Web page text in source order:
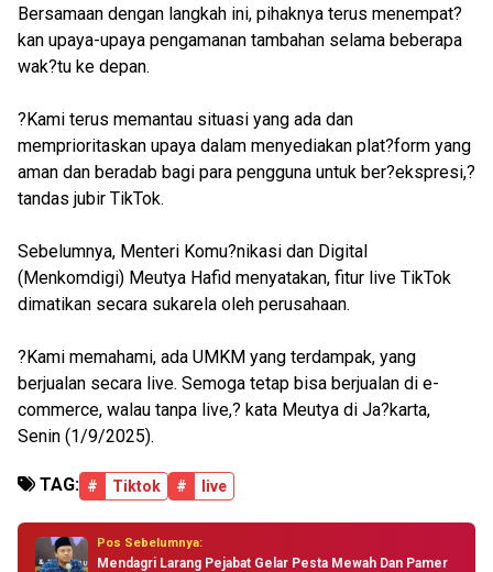
Bersamaan dengan langkah ini, pihaknya terus menempat?
kan upaya-upaya pengamanan tambahan selama beberapa
wak?tu ke depan.
?Kami terus memantau situasi yang ada dan
memprioritaskan upaya dalam menyediakan plat?form yang
aman dan beradab bagi para pengguna untuk ber?ekspresi,?
tandas jubir TikTok.
Sebelumnya, Menteri Komu?nikasi dan Digital
(Menkomdigi) Meutya Hafid menyatakan, fitur live TikTok
dimatikan secara sukarela oleh perusahaan.
?Kami memahami, ada UMKM yang terdampak, yang
berjualan secara live. Semoga tetap bisa berjualan di e-
commerce, walau tanpa live,? kata Meutya di Ja?karta,
Senin (1/9/2025).
TAG: # Tiktok # live
Pos Sebelumnya:
Mendagri Larang Pejabat Gelar Pesta Mewah Dan Pamer